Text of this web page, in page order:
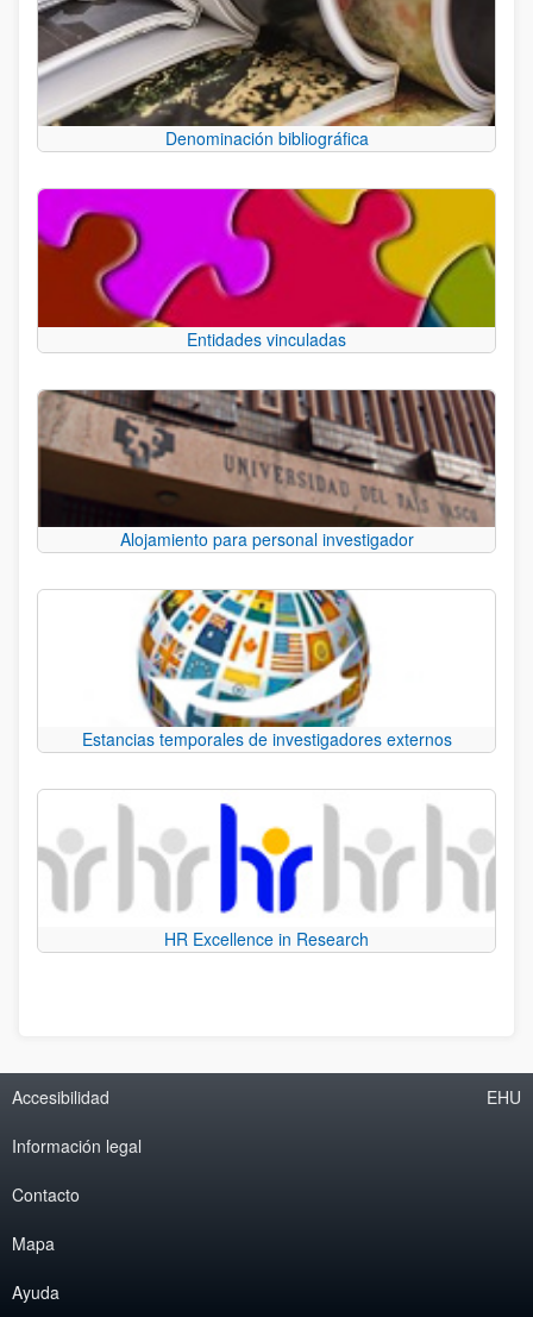
Denominación bibliográfica
Entidades vinculadas
Alojamiento para personal investigador
Estancias temporales de investigadores externos
HR Excellence in Research
Accesibilidad
Información legal
Contacto
Mapa
Ayuda
EHU